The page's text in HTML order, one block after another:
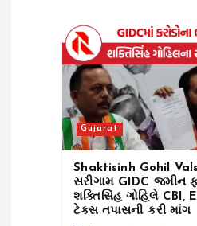
Gujarat
Shaktisinh Gohil
સરીગામ GIDC જમીન
શક્તિસિંહ ગોહિલે
ટેક્સ તપાસની કરી માંગ